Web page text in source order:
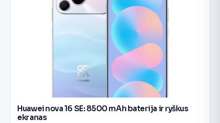
Huawei nova 16 SE: 8500 mAh baterija ir ryškus
ekranas